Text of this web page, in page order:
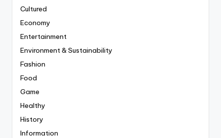
Cultured
Economy
Entertainment
Environment & Sustainability
Fashion
Food
Game
Healthy
History
Information